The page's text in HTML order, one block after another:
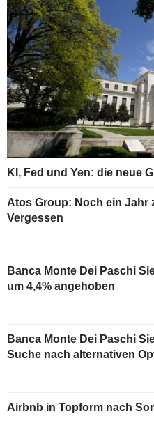
KI, Fed und Yen: die neue
Atos Group: Noch ein Jahr
Vergessen
Banca Monte Dei Paschi
um 4,4% angehoben
Banca Monte Dei Paschi
Suche nach alternativen
Airbnb in Topform nach